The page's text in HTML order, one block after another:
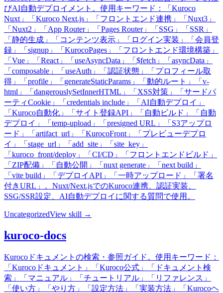
びAI自動デプロイメント。使用キーワード：「Kuroco
Nuxt」「Kuroco Next.js」「フロントエンド連携」「Nuxt3」
「Nuxt2」「App Router」「Pages Router」「SSG」「SSR」
「静的生成」「コンテンツ表示」「ログイン実装」「会員登
録」「signup」「KurocoPages」「フロントエンド環境構築」
「Vue」「React」「useAsyncData」「$fetch」「asyncData」
「composable」「useAuth」「認証状態」「プロフィール取
得」「profile」「generateStaticParams」「動的ルート」「v-
html」「dangerouslySetInnerHTML」「XSS対策」「サードパ
ーティCookie」「credentials include」「AI自動デプロイ」
「Kuroco自動化」「サイト登録API」「自動ビルド」「自動
デプロイ」「temp-upload」「presigned URL」「S3アップロ
ード」「artifact_url」「KurocoFront」「プレビューデプロ
イ」「stage_url」「add_site」「site_key」
「kuroco_front/deploy」「CI/CD」「フロントエンドビルド」
「ZIP配備」「自動公開」「nuxt generate」「next build」
「vite build」「デプロイAPI」「一時アップロード」「署名
付きURL」。Nuxt/Next.jsでのKuroco連携、認証実装、
SSG/SSR設定、AI自動デプロイに関する質問で使用。
UncategorizedView skill →
kuroco-docs
Kurocoドキュメントの検索・参照ガイド。使用キーワード：
「Kurocoドキュメント」「Kuroco公式」「ドキュメント検
索」「マニュアル」「チュートリアル」「リファレンス」
「使い方」「やり方」「設定方法」「実装方法」「Kurocoヘ